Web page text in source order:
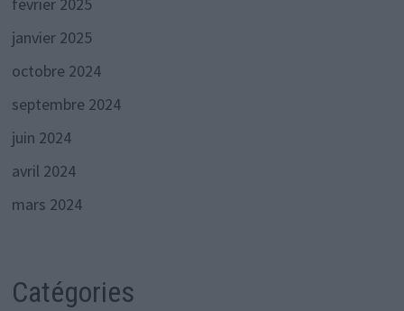
février 2025
janvier 2025
octobre 2024
septembre 2024
juin 2024
avril 2024
mars 2024
Catégories